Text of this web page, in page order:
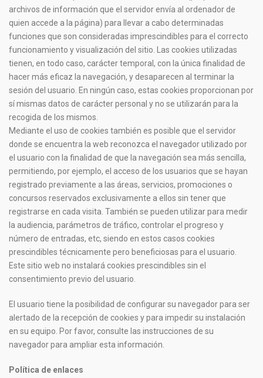
archivos de información que el servidor envía al ordenador de
quien accede a la página) para llevar a cabo determinadas
funciones que son consideradas imprescindibles para el correcto
funcionamiento y visualización del sitio. Las cookies utilizadas
tienen, en todo caso, carácter temporal, con la única finalidad de
hacer más eficaz la navegación, y desaparecen al terminar la
sesión del usuario. En ningún caso, estas cookies proporcionan por
sí mismas datos de carácter personal y no se utilizarán para la
recogida de los mismos.
Mediante el uso de cookies también es posible que el servidor
donde se encuentra la web reconozca el navegador utilizado por
el usuario con la finalidad de que la navegación sea más sencilla,
permitiendo, por ejemplo, el acceso de los usuarios que se hayan
registrado previamente a las áreas, servicios, promociones o
concursos reservados exclusivamente a ellos sin tener que
registrarse en cada visita. También se pueden utilizar para medir
la audiencia, parámetros de tráfico, controlar el progreso y
número de entradas, etc, siendo en estos casos cookies
prescindibles técnicamente pero beneficiosas para el usuario.
Este sitio web no instalará cookies prescindibles sin el
consentimiento previo del usuario.
El usuario tiene la posibilidad de configurar su navegador para ser
alertado de la recepción de cookies y para impedir su instalación
en su equipo. Por favor, consulte las instrucciones de su
navegador para ampliar esta información.
Política de enlaces